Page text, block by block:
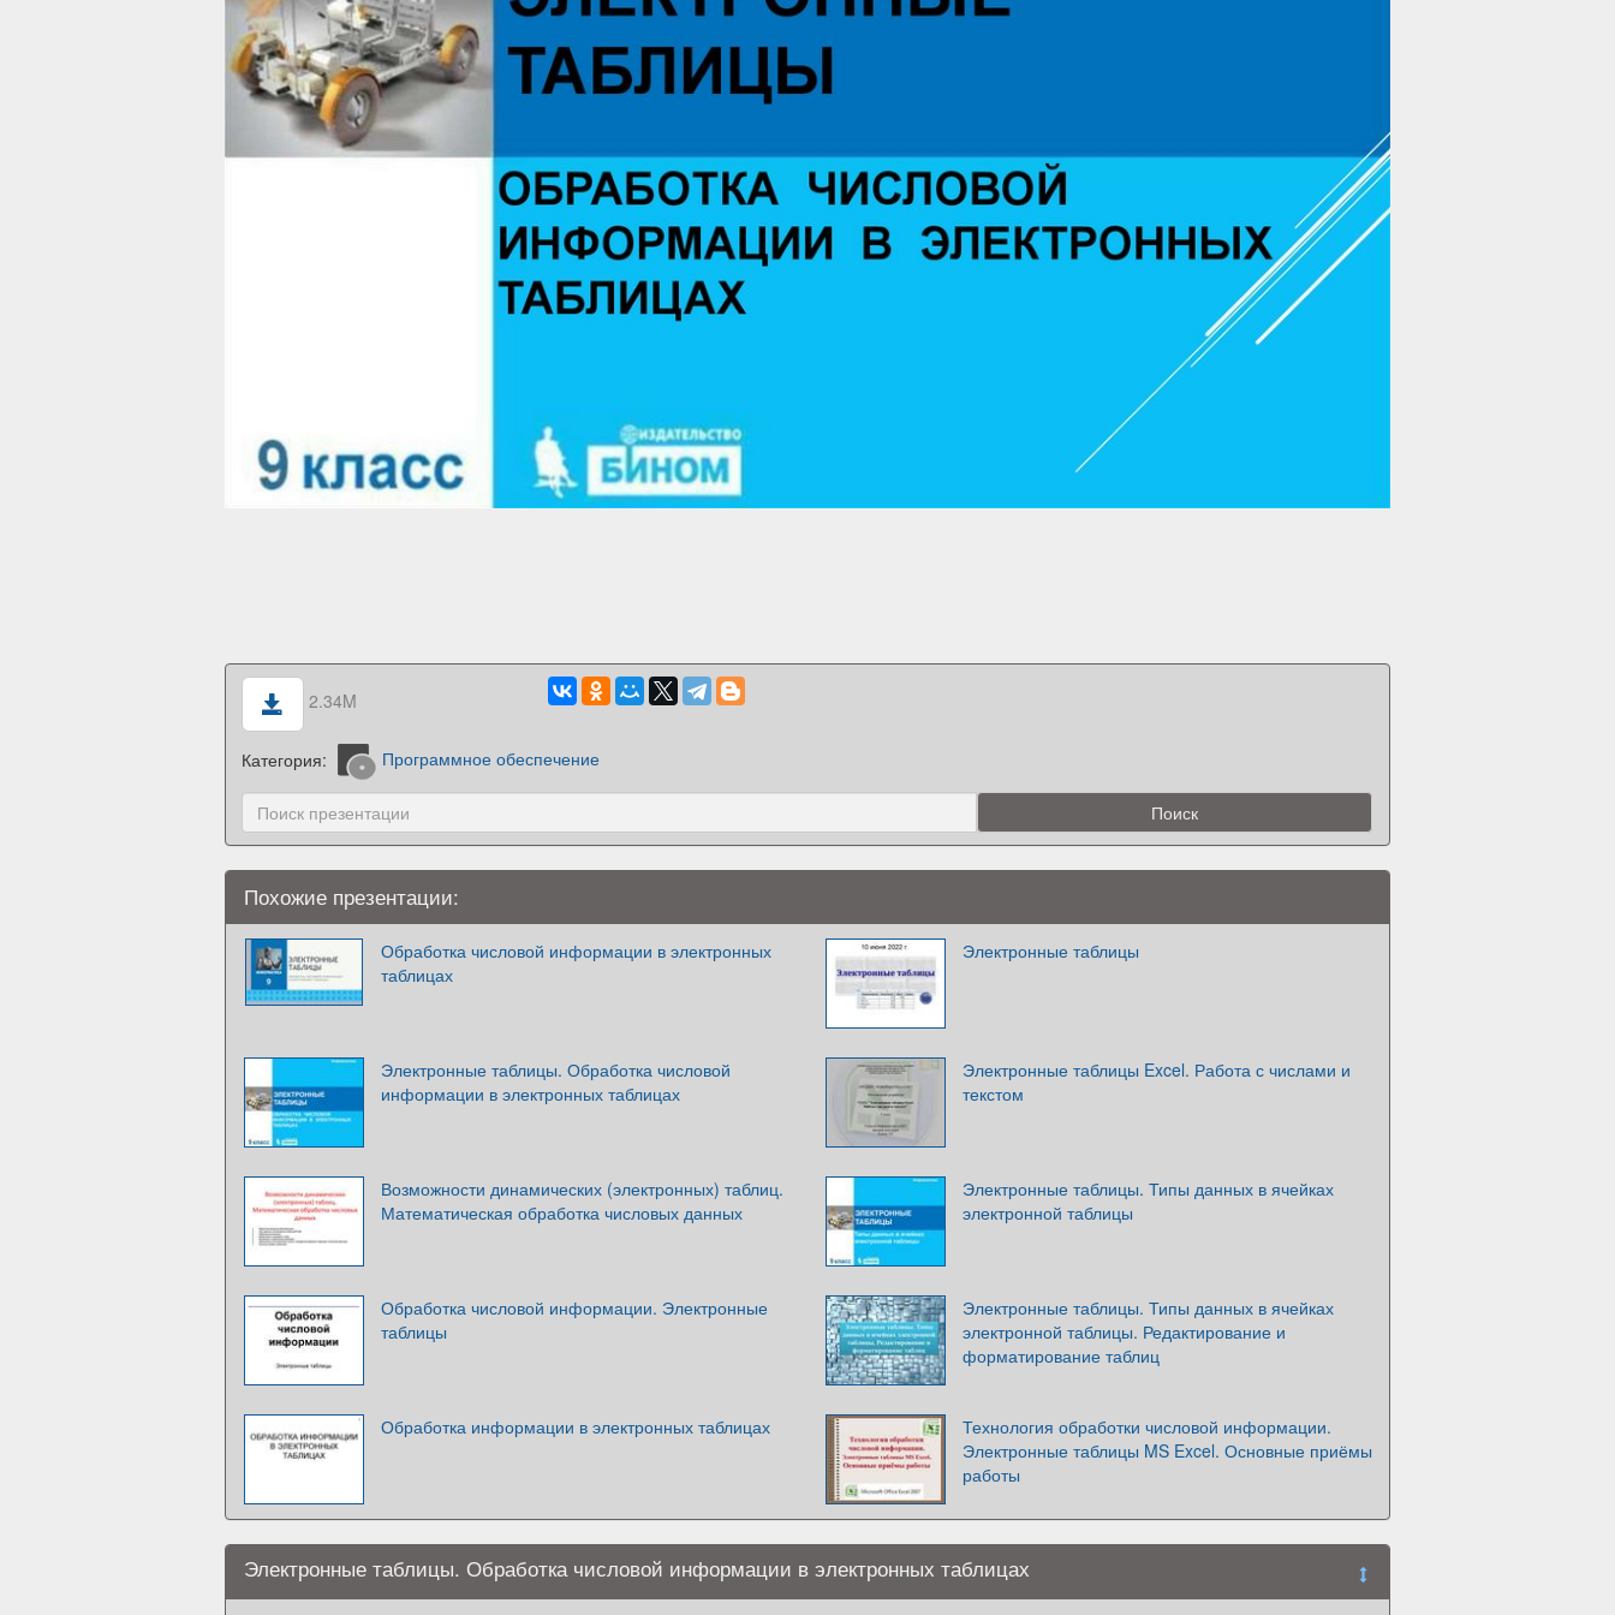
2.34M
Категория: Программное обеспечение
Похожие презентации:
Обработка числовой информации в электронных
таблицах
Электронные таблицы
Электронные таблицы. Обработка числовой
информации в электронных таблицах
Электронные таблицы Excel. Работа с числами и
текстом
Возможности динамических (электронных) таблиц.
Математическая обработка числовых данных
Электронные таблицы. Типы данных в ячейках
электронной таблицы
Обработка числовой информации. Электронные
таблицы
Электронные таблицы. Типы данных в ячейках
электронной таблицы. Редактирование и
форматирование таблиц
Обработка информации в электронных таблицах
Технология обработки числовой информации.
Электронные таблицы MS Excel. Основные приёмы
работы
Электронные таблицы. Обработка числовой информации в электронных таблицах